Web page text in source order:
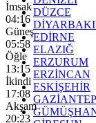
DÜZCE
EDİRNE
ELAZIĞ
ERZURUM
ERZİNCAN
ESKİŞEHİR
GAZİANTEP
İmsak
04:16
Güneş
05:58
Öğle
13:15
İkindi
17:08
Akşam
20:23